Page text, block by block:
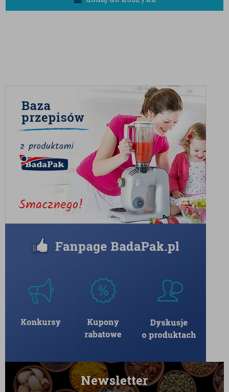
słynnejBubble Tea(herbaty bąbelkowej), deseru
tradycyjny makaron w rosole lub innych domowych
zupach, nadając im nowoczesnego, ciekawego
wyglądu i tekstury.
Aby uzyskać idealnie sprężyste i przezroczyste kulki,
postępuj zgodnie z poniższą instrukcją:
Zagotuj 6 szklanek wody, a następnie
wsyp granulki tapioki.
Ponownie doprowadź do wrzenia,
przykryj garnkiem i gotuj na małym
ogniu przez około 15 minut, mieszając co
jakiś czas.
Po tym czasie wyłącz palnik i pozostaw
tapiokę pod przykryciem na kolejne 15
przepłucz zimną wodą.
Rada: Jeśli kulki są nadal białe w środku,
momentu, aż staną się całkowicie
przezroczyste.
W międzyczasie rozpuść 3 łyżki cukru w
1 szklance ciepłej wody.
Ugotowane granulki przełóż do miski i
zalej przygotowaną wodą z cukrem, po
czym wymieszaj – dzięki temu kulki nie
będą się ze sobą sklejały.
Tak przygotowane ugotowane granulki tapioki należy
zużyć w ciągu 1-2 dni.
W BadaPak dbamy o to, aby nasze produkty spełniały
najwyższe standardy jakości. Nasze granulki tapioki
Newsletter